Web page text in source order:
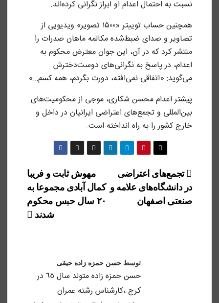
نسبت به احتمال اعدام او ابراز نگرانی کرده‌اند.
همچنین حساب توییتر «۱۵۰۰ تصویر» ویدیویی از
تصاویر و صدای ضبط‌شده مکالمه ماهان صدرات را
منتشر کرد که در آن، این جوان معترض محکوم به
اعدام، در پاسخ به نگرانی‌های دوست‌دخترش
می‌گوید:‌ «اتفاقی نمی‌افته، دورت بگردم، همه کسم…»
پیشتر اعدام محسن شکاری، موجی از محکومیت‌های
بین‌المللی و تجمع‌های اعتراضی ایرانیان در داخل و
خارج کشور را به راه انداخته است.
راهبری
نوشته
مهوش ثابت و فریبا
کمال آبادی مجموعا به
۲۰ سال حبس محکوم
شدند
تجمع‌های اعتراضی
در دانشگاه‌های علامه و
صنعتی اصفهان
توسط حسن حمزه زاده حیقی
حسن حمزه زاده متولد سال ٦٥ در
كرج ،كارشناس رشته عمران